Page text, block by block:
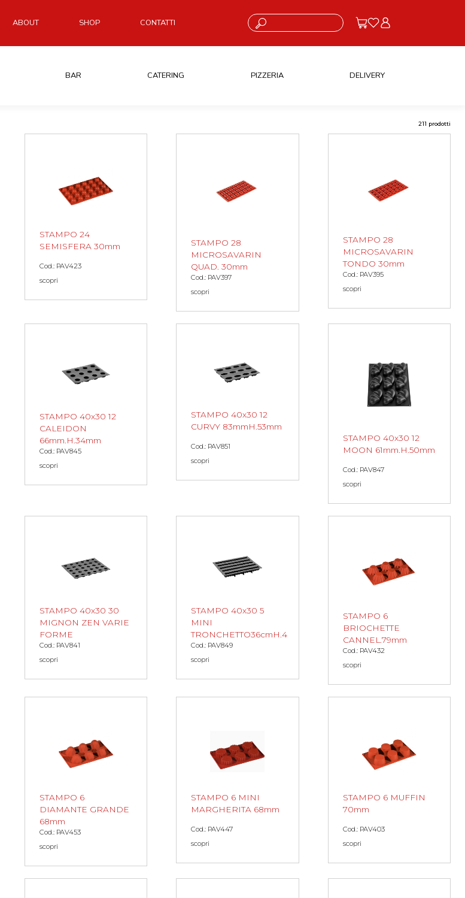
ABOUT SHOP CONTATTI Cosa stai cercando?
BAR CATERING PIZZERIA DELIVERY
211 prodotti
STAMPO 24
SEMISFERA 30mm
Cod.: PAV423
scopri
STAMPO 28
MICROSAVARIN
QUAD. 30mm
Cod.: PAV397
scopri
STAMPO 28
MICROSAVARIN
TONDO 30mm
Cod.: PAV395
scopri
STAMPO 40x30 12
CALEIDON
66mm.H.34mm
Cod.: PAV845
scopri
STAMPO 40x30 12
CURVY 83mmH.53mm
Cod.: PAV851
scopri
STAMPO 40x30 12
MOON 61mm.H.50mm
Cod.: PAV847
scopri
STAMPO 40x30 30
MIGNON ZEN VARIE
FORME
Cod.: PAV841
scopri
STAMPO 40x30 5
MINI
TRONCHETTO36cmH.4
Cod.: PAV849
scopri
STAMPO 6
BRIOCHETTE
CANNEL.79mm
Cod.: PAV432
scopri
STAMPO 6
DIAMANTE GRANDE
68mm
Cod.: PAV453
scopri
STAMPO 6 MINI
MARGHERITA 68mm
Cod.: PAV447
scopri
STAMPO 6 MUFFIN
70mm
Cod.: PAV403
scopri